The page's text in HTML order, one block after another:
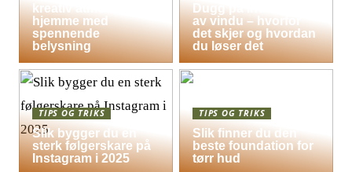
kreativ atmosfære
hjemme med
spennende
belysning
Dugg på indersiden
av vindu – hvorfor
det skjer og hvordan
du løser det
TIPS OG TRIKS
Slik bygger du en
sterk følgerskare på
Instagram i 2025
TIPS OG TRIKS
Slik finner du den
beste foundation for
tørr hud